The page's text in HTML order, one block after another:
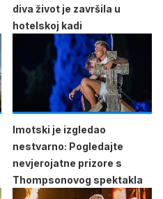
diva život je završila u
hotelskoj kadi
Imotski je izgledao
nestvarno: Pogledajte
nevjerojatne prizore s
Thompsonovog spektakla